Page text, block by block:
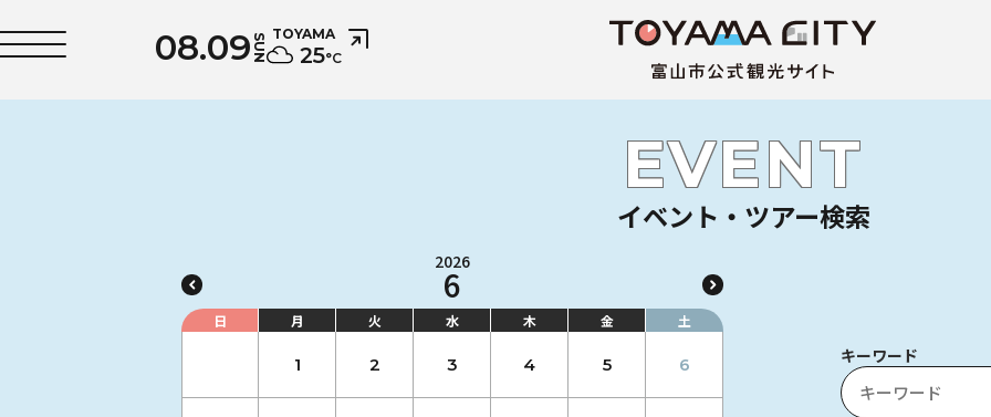
08.09SUN TOYAMA
25°C
イベント・ツアー検索
EVENT
2026
6
日 月 火 水 木 金 土
1 2 3 4 5 6 キーワード